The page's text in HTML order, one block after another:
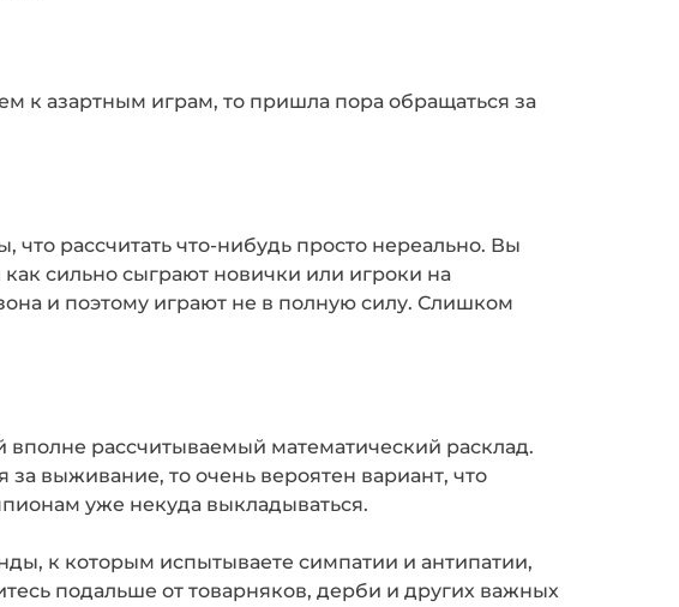
к азартным играм, то пришла пора обращаться за
что рассчитать что-нибудь просто нереально. Вы
сильно сыграют новички или игроки на
и поэтому играют не в полную силу. Слишком
вполне рассчитываемый математический расклад.
выживание, то очень вероятен вариант, что
уже некуда выкладываться.
к которым испытываете симпатии и антипатии,
подальше от товарняков, дерби и других важных